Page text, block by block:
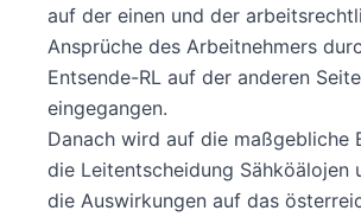
auf der einen und der
Ansprüche des Arbeitnehmers
Entsende-RL auf der anderen Seite
eingegangen.
Danach wird auf die maßgebliche
die Leitentscheidung Sähköälojen
die Auswirkungen auf das